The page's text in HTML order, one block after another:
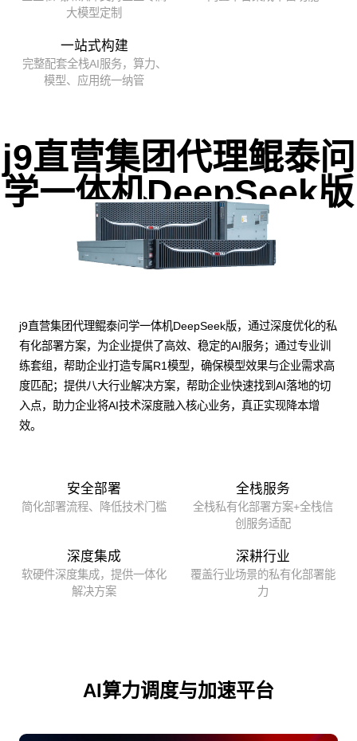
大模型定制
一站式构建
完整配套全栈AI服务，算力、
模型、应用统一纳管
j9直营集团代理鲲泰问
学一体机DeepSeek版
j9直营集团代理鲲泰问学一体机DeepSeek版，通过深度优化的私
有化部署方案，为企业提供了高效、稳定的AI服务；通过专业训
练套组，帮助企业打造专属R1模型，确保模型效果与企业需求高
度匹配；提供八大行业解决方案，帮助企业快速找到AI落地的切
入点，助力企业将AI技术深度融入核心业务，真正实现降本增
效。
安全部署
简化部署流程、降低技术门槛
全栈服务
全栈私有化部署方案+全栈信
创服务适配
深度集成
软硬件深度集成，提供一体化
解决方案
深耕行业
覆盖行业场景的私有化部署能
力
AI算力调度与加速平台